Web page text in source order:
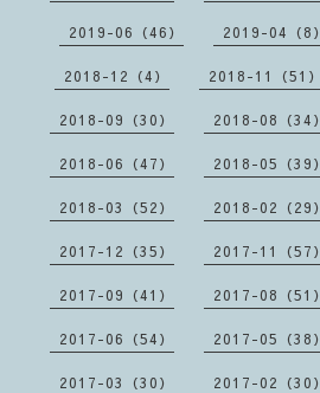
2019-06（46） 2019-04（8）
2018-12（4） 2018-11（51）
2018-09（30） 2018-08（34）
2018-06（47） 2018-05（39）
2018-03（52） 2018-02（29）
2017-12（35） 2017-11（57）
2017-09（41） 2017-08（51）
2017-06（54） 2017-05（38）
2017-03（30） 2017-02（30）